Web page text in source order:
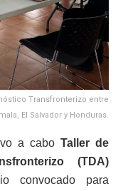
Transfronterizo entre
El Salvador y Honduras.
a cabo Taller de
(TDA)
convocado para